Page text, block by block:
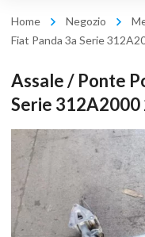
Home Negozio
Fiat Panda 3a Serie
Assale / Ponte
Serie 312A2000